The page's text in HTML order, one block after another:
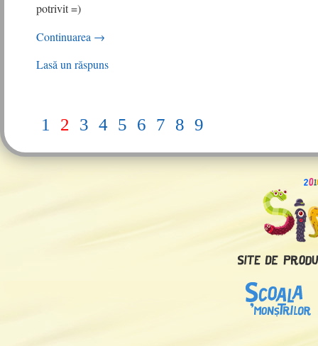
potrivit =)
Continuarea →
Lasă un răspuns
1 2 3 4 5 6 7 8 9